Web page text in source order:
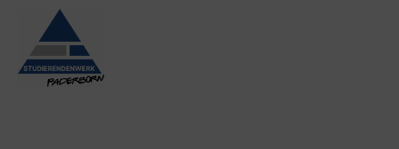
Zum Inhalt springen